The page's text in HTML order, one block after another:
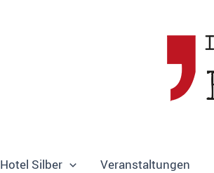
Hotel Silber Veranstaltungen